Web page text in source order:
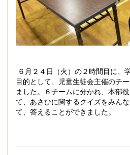
６月２４日（火）の２時間目に、
目的として、児童生徒会主催のチ
ました。６チームに分かれ、本部
て、あさひに関するクイズをみん
て、答えることができました。